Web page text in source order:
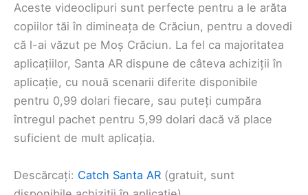
Aceste videoclipuri sunt perfecte pentru a le arăta
copiilor tăi în dimineața de Crăciun, pentru a dovedi
că l-ai văzut pe Moș Crăciun. La fel ca majoritatea
aplicațiilor, Santa AR dispune de câteva achiziții în
aplicație, cu nouă scenarii diferite disponibile
pentru 0,99 dolari fiecare, sau puteți cumpăra
întregul pachet pentru 5,99 dolari dacă vă place
suficient de mult aplicația.
Descărcați: Catch Santa AR (gratuit, sunt